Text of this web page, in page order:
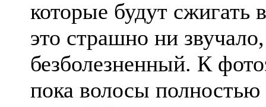
которые будут
это страшно ни
безболезненный. К
пока волосы полностью